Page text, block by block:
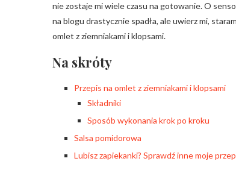
nie zostaje mi wiele czasu na gotowanie. O
na blogu drastycznie spadła, ale uwierz mi,
omlet z ziemniakami i klopsami.
Na skróty
Przepis na omlet z ziemniakami i klopsami
Składniki
Sposób wykonania krok po kroku
Salsa pomidorowa
Lubisz zapiekanki? Sprawdź inne moje